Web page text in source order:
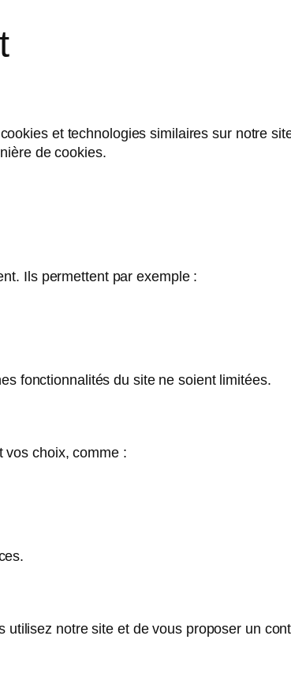
et technologies similaires sur notre
de cookies.
Ils permettent par exemple :
fonctionnalités du site ne soient limitées.
vos choix, comme :
notre site et de vous proposer un